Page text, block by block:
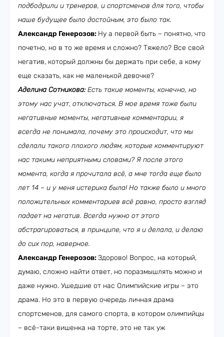
подбодрили и тренеров, и спортсменов для того, чтобы
наше будущее было достойным, это было так.
Александр Генерозов: Ну а первой быть – понятно, что
почетно, но в то же время и сложно? Тяжело? Все свой
негатив, который должны бы держать при себе, а кому
еще сказать, как не маленькой девочке?
Аделина Сотникова:Есть такие моменты, конечно, но
этому нас учат, отключаться. В мое время тоже были
негативные моменты, негативные комментарии, я
всегда не понимала, почему это происходит, что мы
сделали такого плохого людям, которые комментируют
нас такими неприятными словами? Я после этого
момента, когда я прочитала всё, а мне тогда еще было
лет 14 – и у меня истерика была! Но также было и много
положительных комментариев всё равно, просто взгляд
падает на негатив. Всегда нужно от этого
абстрагироваться, в принципе, что я и делала, и делаю
до сих пор, наверное.
Александр Генерозов:Здорово! Вопрос, на который,
думаю, сложно найти ответ, но поразмышлять можно и
даже нужно. Ушедшие от нас Олимпийские игры – это
драма. Но это в первую очередь личная драма
спортсменов, для самого спорта, в котором олимпийцы
– всё-таки вишенка на торте, это не так уж